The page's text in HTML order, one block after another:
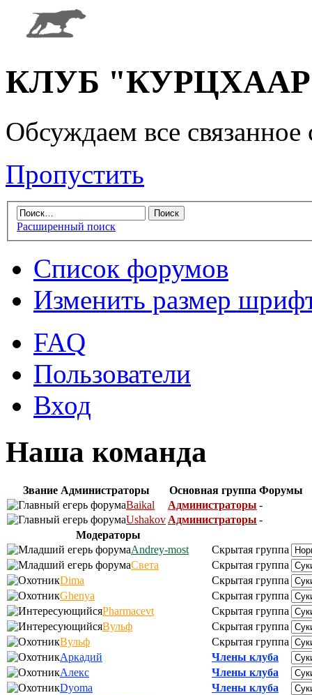
КЛУБ "КУРЦХААР"
Обсуждаем все
Пропустить
Расширенный поиск
Список форумов
Изменить размер
FAQ
Пользователи
Вход
Наша команда
Звание Администраторы Основная группа Форумы
Baikal
Администраторы -
Ushakov Администраторы -
Модераторы
Andrey-most
Скрытая группа
Света
Скрытая группа
Dima
Скрытая группа
Ghenya
Скрытая группа
Pharmacevt
Скрытая группа
Вульф
Скрытая группа
Вульф
Скрытая группа
Аркадий
Члены клуба
Алекс
Члены клуба
Dyoma
Члены клуба